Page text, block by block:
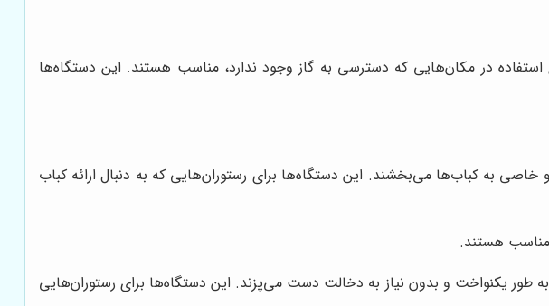
استفاده در مکان‌هایی که دسترسی به گاز وجود ندارد، مناسب هستند. این دستگاه‌ها
به کباب‌ها می‌بخشند. این دستگاه‌ها برای رستوران‌هایی که به دنبال ارائه کباب
مناسب هستند.
طور یکنواخت و بدون نیاز به دخالت دست می‌پزند. این دستگاه‌ها برای رستوران‌هایی